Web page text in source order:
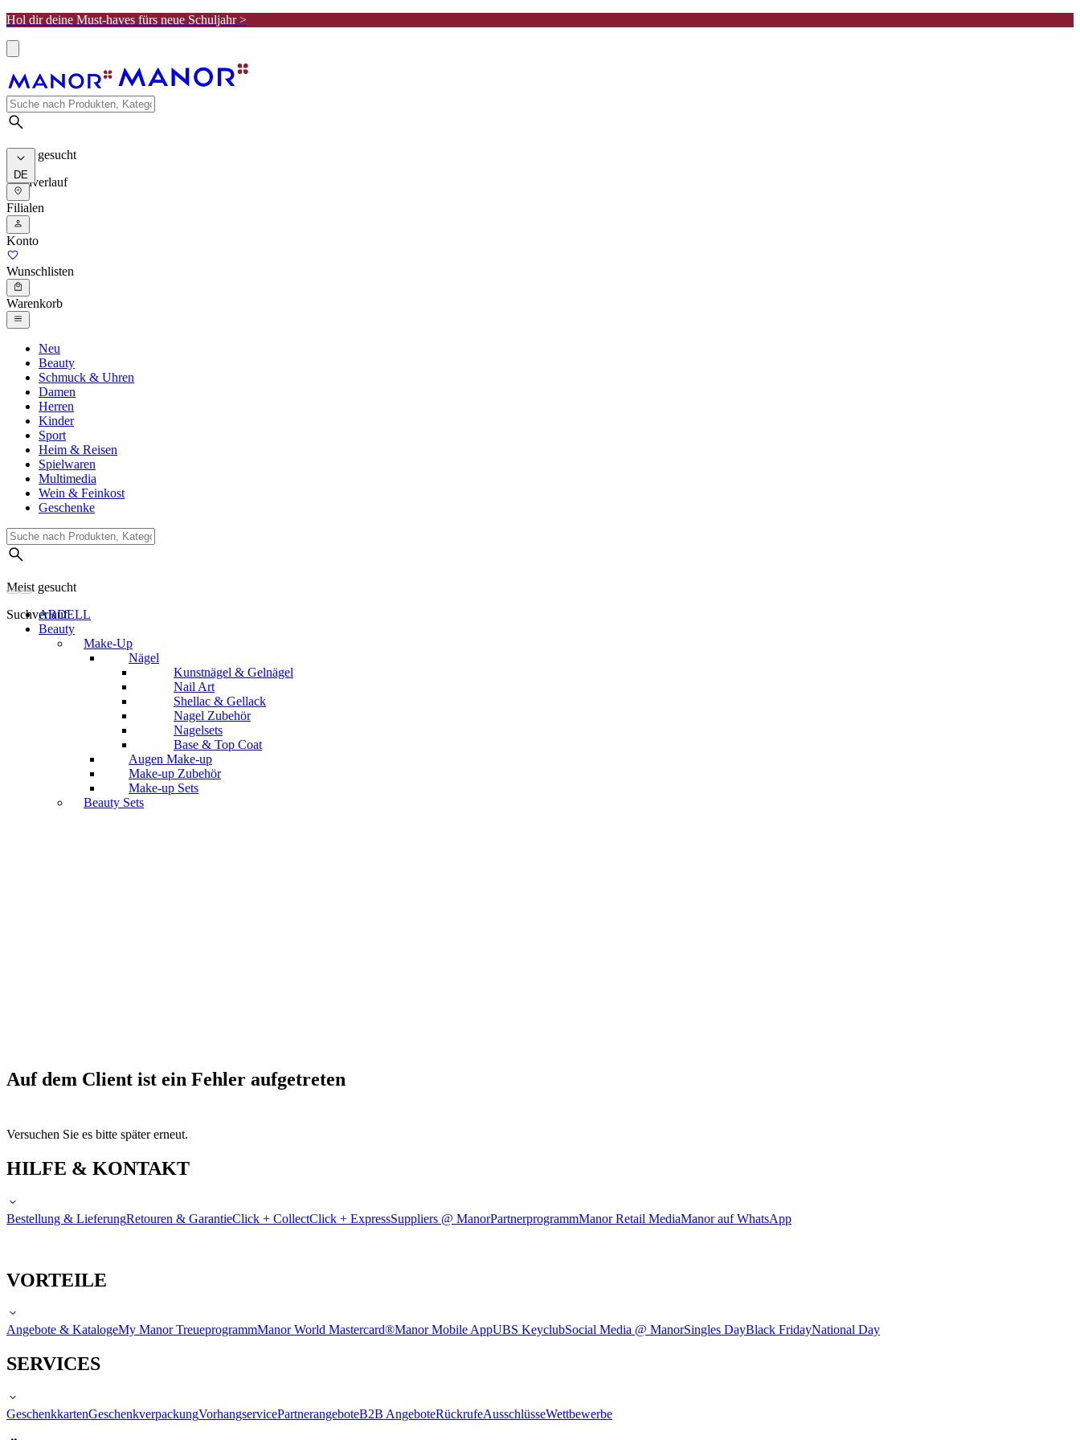
Hol dir deine Must-haves fürs neue Schuljahr >
Meist gesucht
Suchverlauf
DE
Filialen
Konto
Wunschlisten
Warenkorb
Neu
Beauty
Schmuck & Uhren
Damen
Herren
Kinder
Sport
Heim & Reisen
Spielwaren
Multimedia
Wein & Feinkost
Geschenke
Meist gesucht
Suchverlauf
ARDELL
Beauty
Make-Up
Nägel
Kunstnägel & Gelnägel
Nail Art
Shellac & Gellack
Nagel Zubehör
Nagelsets
Base & Top Coat
Augen Make-up
Make-up Zubehör
Make-up Sets
Beauty Sets
Auf dem Client ist ein Fehler aufgetreten
Versuchen Sie es bitte später erneut.
HILFE & KONTAKT
Bestellung & LieferungRetouren & GarantieClick + CollectClick + ExpressSuppliers @ ManorPartnerprogrammManor Retail MediaManor auf WhatsApp
VORTEILE
Angebote & KatalogeMy Manor TreueprogrammManor World Mastercard®Manor Mobile AppUBS KeyclubSocial Media @ ManorSingles DayBlack FridayNational Day
SERVICES
GeschenkkartenGeschenkverpackungVorhangservicePartnerangeboteB2B AngeboteRückrufeAusschlüsseWettbewerbe